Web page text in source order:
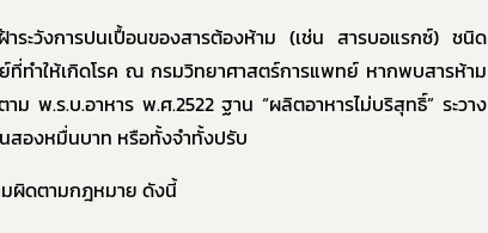
าระวังการปนเปื้อนของสารต้องห้าม (เช่น สารบอแรกซ์) ชนิด
ทำให้เกิดโรค ณ กรมวิทยาศาสตร์การแพทย์ หากพบสารห้าม
าม พ.ร.บ.อาหาร พ.ศ.2522 ฐาน “ผลิตอาหารไม่บริสุทธิ์” ระวาง
สองหมื่นบาท หรือทั้งจำทั้งปรับ
มผิดตามกฎหมาย ดังนี้